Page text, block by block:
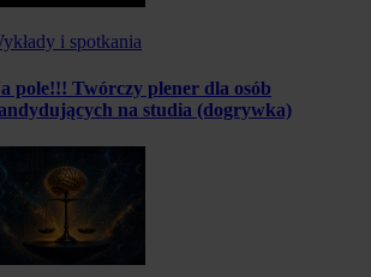
i spotkania
pole!!! Twórczy plener dla osób
na studia (dogrywka)